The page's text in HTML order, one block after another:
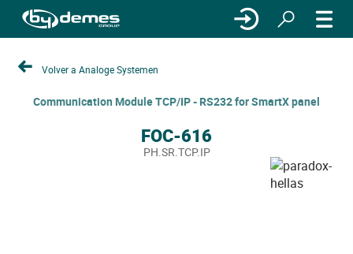
Volver a Analoge Systemen
Communication Module TCP/IP - RS232 for SmartX panel
FOC-616
PH.SR.TCP.IP